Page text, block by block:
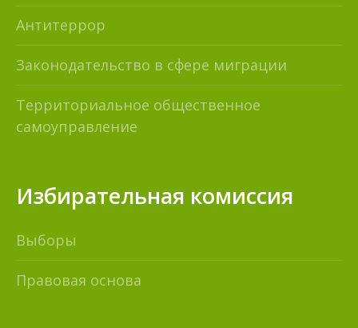
Антитеррор
Законодательство в сфере миграции
Территориальное общественное
самоуправление
Избирательная комиссия
Выборы
Правовая основа